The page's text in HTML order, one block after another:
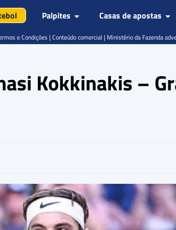
Palpites Casas de apostas
Kokkinakis –
e Condições | Conteúdo comercial | Ministério da Fazenda